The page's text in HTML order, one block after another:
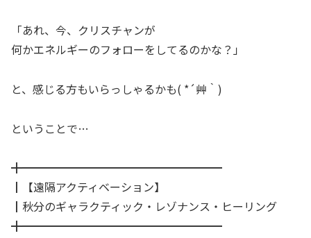
「あれ、今、クリスチャンが
何かエネルギーのフォローをしてるのかな？」
と、感じる方もいらっしゃるかも( *´艸｀)
ということで…
╋━━━━━━━━━━━━━━━━━━
┃【遠隔アクティベーション】
┃秋分のギャラクティック・レゾナンス・ヒーリング
╋━━━━━━━━━━━━━━━━━━